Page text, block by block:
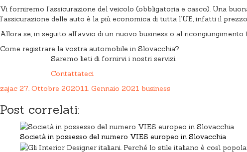
Vi forniremo l’assicurazione del veicolo (obbligatoria e casco). Una
l’assicurazione delle auto è la più economica di tutta l’UE, infatti il
Allora se, in seguito all’avvio di un nuovo business o al
Come registrare la vostra automobile in Slovacchia?
Saremo lieti di fornirvi i nostri servizi.
Contattateci
zajac 27. Ottobre 202011. Gennaio 2021 business
Post correlati:
Società in possesso del numero VIES europeo in Slovacchia